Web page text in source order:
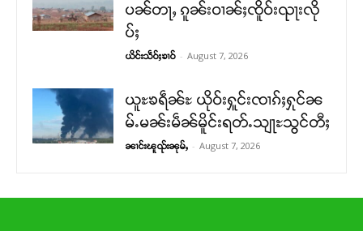
ပၼ်တႃႇ ၵူၼ်းဝၢၼ်ႈၸိူဝ်းၺႃးလို
ပ်ႈ
ယိင်းသဵဝ်ႈၶၢဝ် - August 7, 2026
ယူႊၶရဵၼ်ႊ ယိုဝ်းႁူင်းၸၢၵ်ႈႁုင်ၼ
မ်ႉမၼ်းမဵၼ်မိူင်းရတ်ႉသျႃႊသွင်တီႈ
ၼၢင်းၽူၺ်းၼုမ်ႇ - August 7, 2026